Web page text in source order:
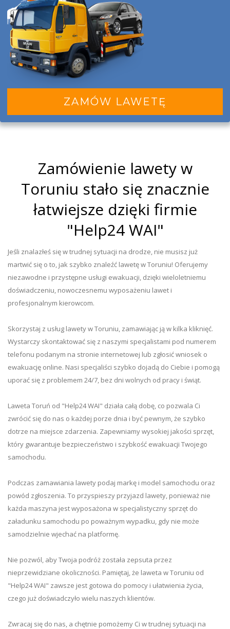
ZAMÓW LAWETĘ
Zamówienie lawety w
Toruniu stało się znacznie
łatwiejsze dzięki firmie
"Help24 WAI"
Jeśli znalazłeś się w trudnej sytuacji na drodze, nie musisz już
martwić się o to, jak szybko znaleźć lawetę w Toruniu! Oferujemy
niezawodne i przystępne usługi ewakuacji, dzięki wieloletniemu
doświadczeniu, nowoczesnemu wyposażeniu lawet i
profesjonalnym kierowcom.
Skorzystaj z usług lawety w Toruniu, zamawiając ją w kilka kliknięć.
Wystarczy skontaktować się z naszymi specjalistami pod numerem
telefonu podanym na stronie internetowej lub zgłosić wniosek o
ewakuację online. Nasi specjaliści szybko dojadą do Ciebie i pomogą
uporać się z problemem 24/7, bez dni wolnych od pracy i świąt.
Laweta Toruń od "Help24 WAI" działa całą dobę, co pozwala Ci
zwrócić się do nas o każdej porze dnia i być pewnym, że szybko
dotrze na miejsce zdarzenia. Zapewniamy wysokiej jakości sprzęt,
który gwarantuje bezpieczeństwo i szybkość ewakuacji Twojego
samochodu.
Podczas zamawiania lawety podaj markę i model samochodu oraz
powód zgłoszenia. To przyspieszy przyjazd lawety, ponieważ nie
każda maszyna jest wyposażona w specjalistyczny sprzęt do
załadunku samochodu po poważnym wypadku, gdy nie może
samodzielnie wjechać na platformę.
Nie pozwól, aby Twoja podróż została zepsuta przez
nieprzewidziane okoliczności. Pamiętaj, że laweta w Toruniu od
"Help24 WAI" zawsze jest gotowa do pomocy i ułatwienia życia,
czego już doświadczyło wielu naszych klientów.
Zwracaj się do nas, a chętnie pomożemy Ci w trudnej sytuacji na